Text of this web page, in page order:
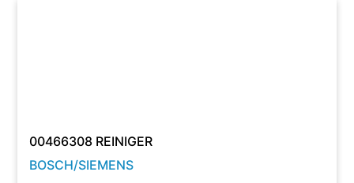
00466308 REINIGER
BOSCH/SIEMENS